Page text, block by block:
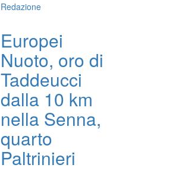
Redazione
Europei
Nuoto, oro di
Taddeucci
dalla 10 km
nella Senna,
quarto
Paltrinieri